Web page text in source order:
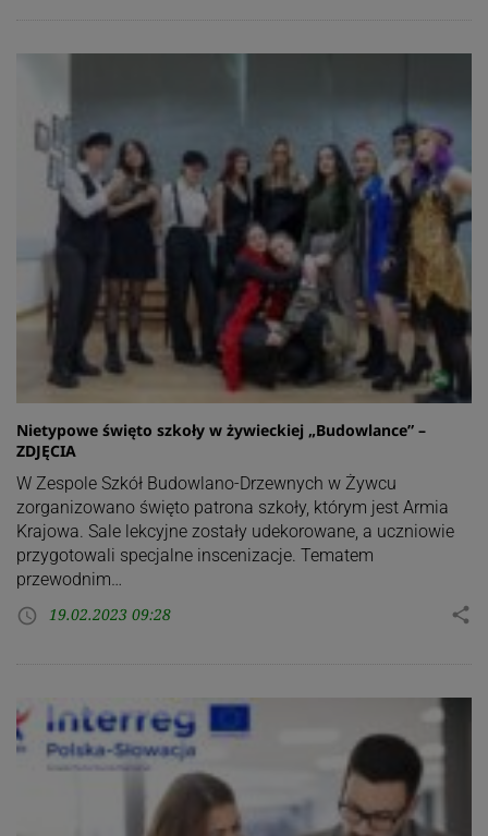
Nietypowe święto szkoły w żywieckiej „Budowlance” –
ZDJĘCIA
W Zespole Szkół Budowlano-Drzewnych w Żywcu
zorganizowano święto patrona szkoły, którym jest Armia
Krajowa. Sale lekcyjne zostały udekorowane, a uczniowie
przygotowali specjalne inscenizacje. Tematem
przewodnim…
access_time 19.02.2023 09:28 share